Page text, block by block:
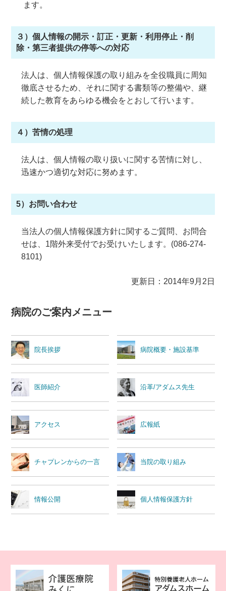
ます。
３）個人情報の開示・訂正・更新・利用停止・削
除・第三者提供の停等への対応
法人は、個人情報保護の取り組みを全役職員に周知
徹底させるため、それに関する書類等の整備や、継
続した教育をあらゆる機会をとおして行います。
４）苦情の処理
法人は、個人情報の取り扱いに関する苦情に対し、
迅速かつ適切な対応に努めます。
5）お問い合わせ
当法人の個人情報保護方針に関するご質問、お問合
せは、1階外来受付でお受けいたします。(086-274-
8101)
更新日：2014年9月2日
病院のご案内メニュー
院長挨拶 病院概要・施設基準
医師紹介 沿革/アダムス先生
アクセス 広報紙
チャプレンからの一言 当院の取り組み
情報公開 個人情報保護方針